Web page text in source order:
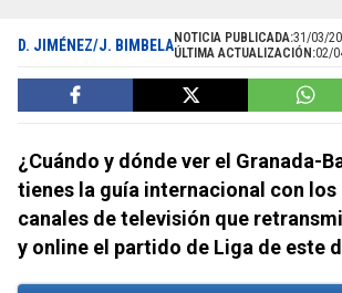
D. JIMÉNEZ/J. BIMBELANOTICIA PUBLICADA:31/03/
ÚLTIMA ACTUALIZACIÓN:02/
¿Cuándo y dónde ver el Granada-
tienes la guía internacional con
canales de televisión que
y online el partido de Liga de este